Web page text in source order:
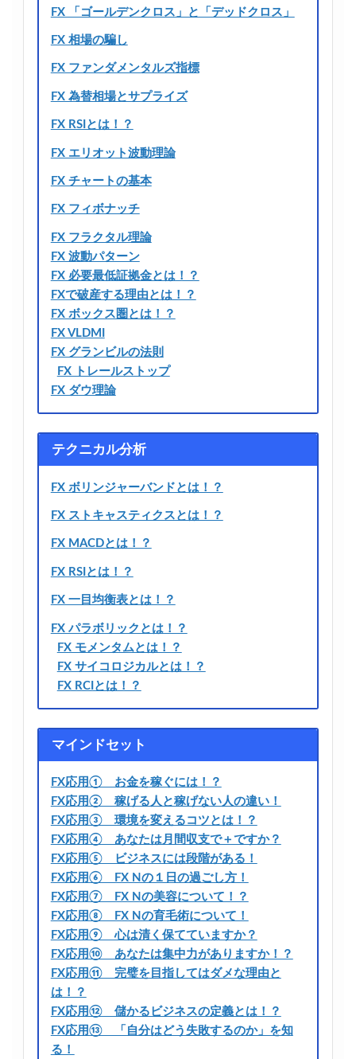
FX 「ゴールデンクロス」と「デッドクロス」
FX 相場の騙し
FX ファンダメンタルズ指標
FX 為替相場とサプライズ
FX RSIとは！？
FX エリオット波動理論
FX チャートの基本
FX フィボナッチ
FX フラクタル理論
FX 波動パターン
FX 必要最低証拠金とは！？
FXで破産する理由とは！？
FX ボックス圏とは！？
FX VLDMI
FX グランビルの法則
FX トレールストップ
FX ダウ理論
テクニカル分析
FX ボリンジャーバンドとは！？
FX ストキャスティクスとは！？
FX MACDとは！？
FX RSIとは！？
FX 一目均衡表とは！？
FX パラボリックとは！？
FX モメンタムとは！？
FX サイコロジカルとは！？
FX RCIとは！？
マインドセット
FX応用① お金を稼ぐには！？
FX応用② 稼げる人と稼げない人の違い！
FX応用③ 環境を変えるコツとは！？
FX応用④ あなたは月間収支で＋ですか？
FX応用⑤ ビジネスには段階がある！
FX応用⑥ FX Nの１日の過ごし方！
FX応用⑦ FX Nの美容について！？
FX応用⑧ FX Nの育毛術について！
FX応用⑨ 心は清く保てていますか？
FX応用⑩ あなたは集中力がありますか！？
FX応用⑪ 完璧を目指してはダメな理由と
は！？
FX応用⑫ 儲かるビジネスの定義とは！？
FX応用⑬ 「自分はどう失敗するのか」を知
る！